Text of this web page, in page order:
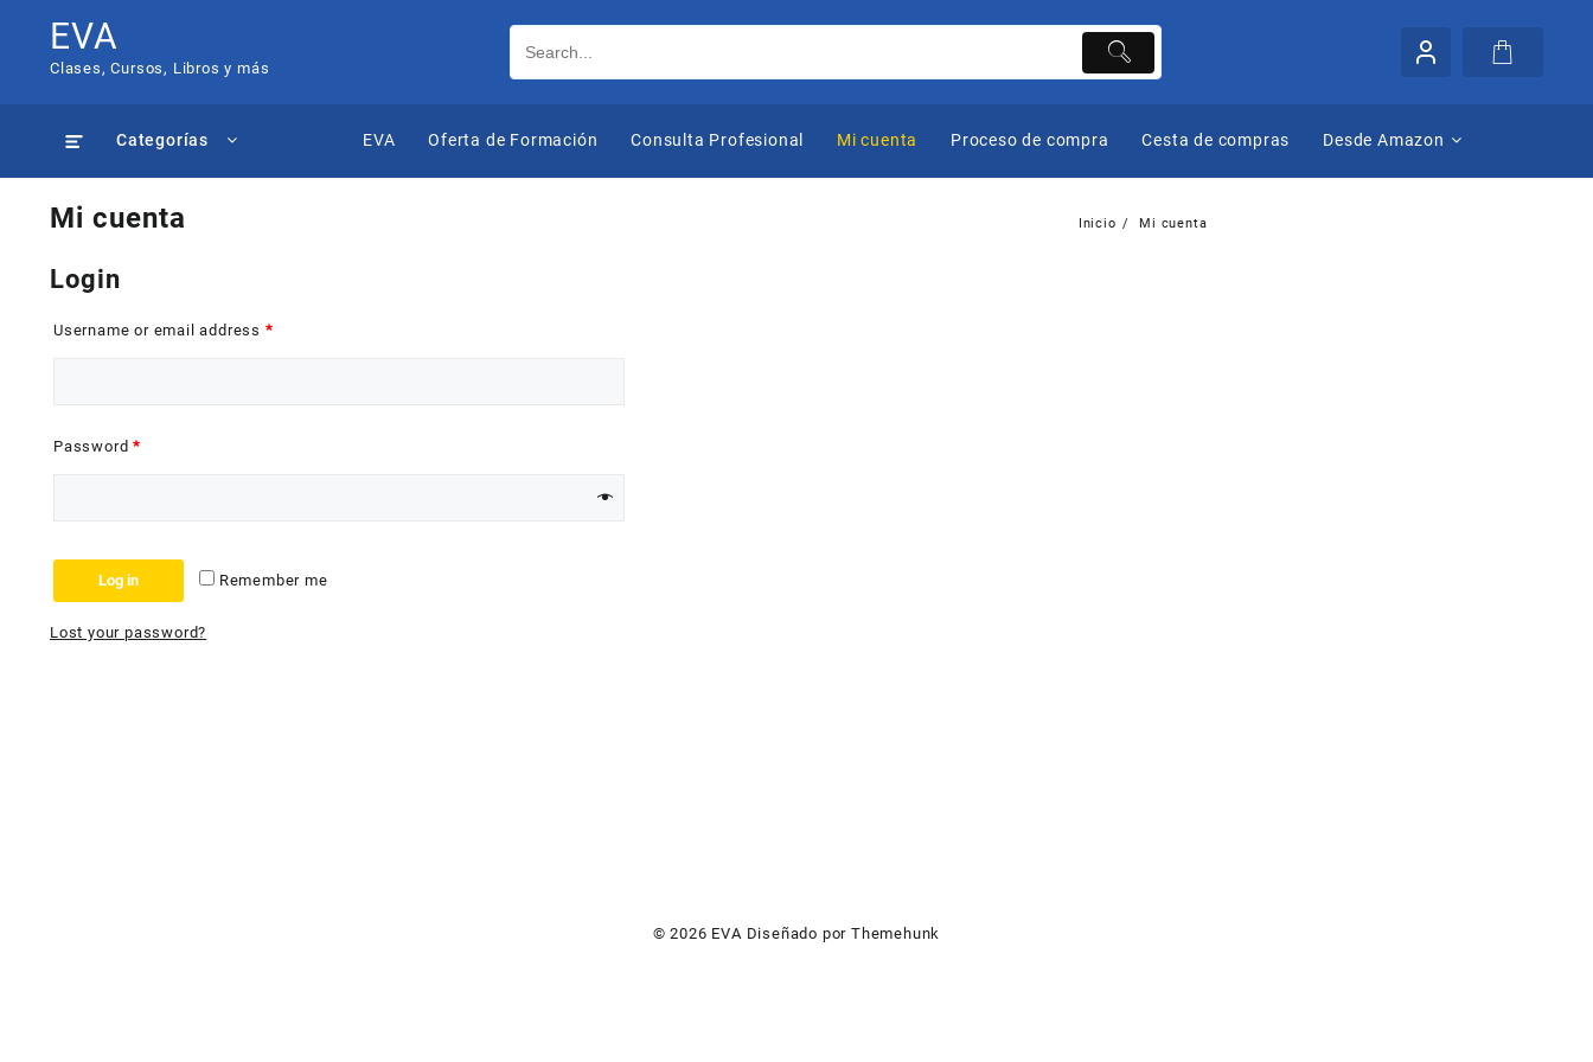
contenido
EVA
Clases, Cursos, Libros y más
Categorías EVA Oferta de Formación Consulta Profesional Mi cuenta Proceso de compra Cesta de compras Desde Amazon
Mi cuenta Inicio Mi cuenta
Login
Username or email address *
Password*
Remember me
Log in
Lost your password?
© 2026 EVA Diseñado por Themehunk